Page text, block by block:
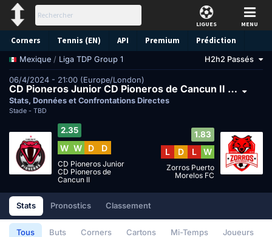
LIGUES MENU
Corners Tennis (EN) API Premium Prédiction
Mexique / Liga TDP Group 1 H2h2 Passés
06/4/2024 - 21:00 (Europe/London)
CD Pioneros Junior CD Pioneros de Cancun II vs Zorros Puerto Morelos FC
Stats, Données et Confrontations Directes
Stade - TBD
2.35
W W D D
CD Pioneros Junior
CD Pioneros de
Cancun II
1.83
L D L W
Zorros Puerto
Morelos FC
Stats Pronostics Classement
Tous Buts Corners Cartons Mi-Temps Joueurs